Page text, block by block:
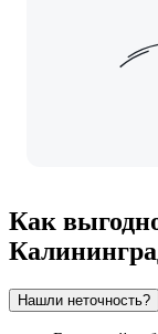
Как
Нашли неточность?